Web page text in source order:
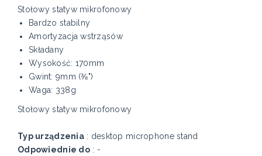
Stołowy statyw mikrofonowy
Bardzo stabilny
Amortyzacja wstrząsów
Składany
Wysokość: 170mm
Gwint: 9mm (⅜")
Waga: 338g
Stołowy statyw mikrofonowy
Typ urządzenia: desktop microphone stand
Odpowiednie do: -